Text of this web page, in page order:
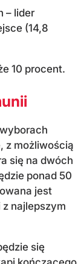
– lider
(14,8
10 procent.
z możliwością
się na dwóch
ponad 50
jest
najlepszym
się